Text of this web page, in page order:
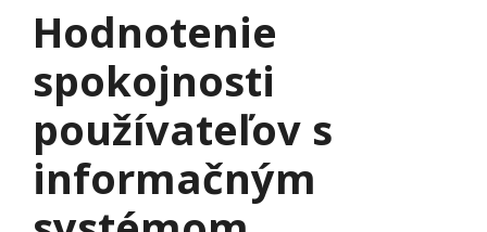
Hodnotenie
spokojnosti
používateľov s
informačným